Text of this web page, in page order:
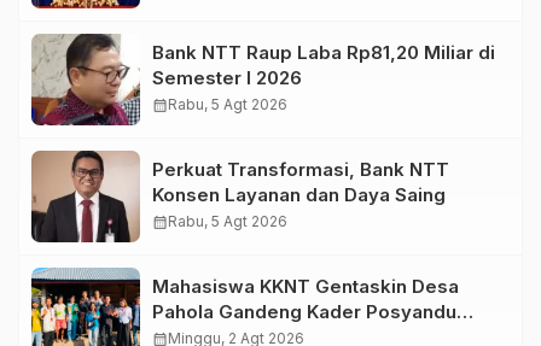
Bank NTT Raup Laba Rp81,20 Miliar di
Semester I 2026
calendar_monthRabu, 5 Agt 2026
Perkuat Transformasi, Bank NTT
Konsen Layanan dan Daya Saing
calendar_monthRabu, 5 Agt 2026
Mahasiswa KKNT Gentaskin Desa
Pahola Gandeng Kader Posyandu
Bagikan PMT untuk Anak Stunting dan
calendar_monthMinggu, 2 Agt 2026